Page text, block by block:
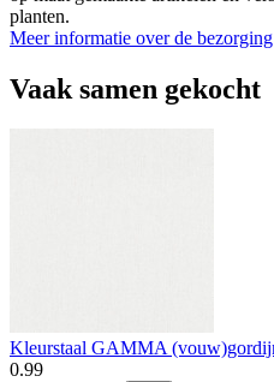
planten.
Meer informatie over de bezorging
Vaak samen gekocht
Kleurstaal GAMMA
0.99